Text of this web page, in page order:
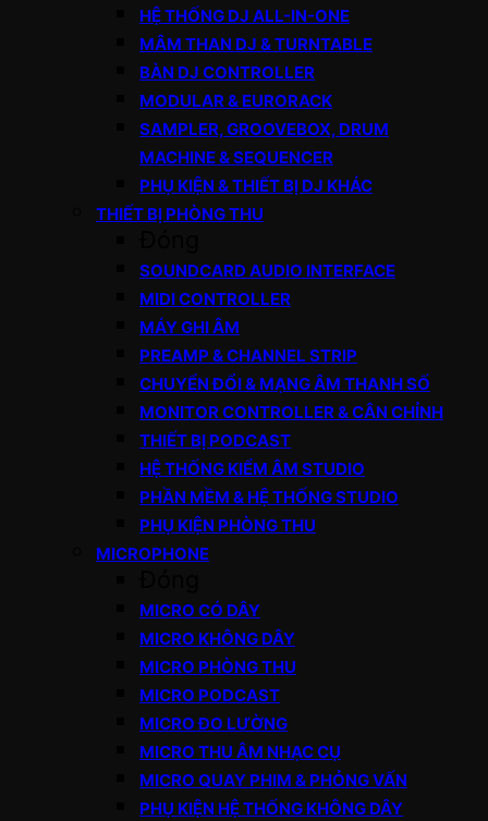
HỆ THỐNG DJ ALL-IN-ONE
MÂM THAN DJ & TURNTABLE
BÀN DJ CONTROLLER
MODULAR & EURORACK
SAMPLER, GROOVEBOX, DRUM
MACHINE & SEQUENCER
PHỤ KIỆN & THIẾT BỊ DJ KHÁC
THIẾT BỊ PHÒNG THU
SOUNDCARD AUDIO INTERFACE
MIDI CONTROLLER
MÁY GHI ÂM
PREAMP & CHANNEL STRIP
CHUYỂN ĐỔI & MẠNG ÂM THANH SỐ
MONITOR CONTROLLER & CÂN CHỈNH
THIẾT BỊ PODCAST
HỆ THỐNG KIỂM ÂM STUDIO
PHẦN MỀM & HỆ THỐNG STUDIO
PHỤ KIỆN PHÒNG THU
MICROPHONE
MICRO CÓ DÂY
MICRO KHÔNG DÂY
MICRO PHÒNG THU
MICRO PODCAST
MICRO ĐO LƯỜNG
MICRO THU ÂM NHẠC CỤ
MICRO QUAY PHIM & PHỎNG VẤN
PHỤ KIỆN HỆ THỐNG KHÔNG DÂY